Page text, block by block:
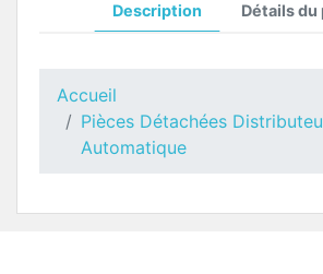
Description Détails du
Accueil
Pièces Détachées
Automatique